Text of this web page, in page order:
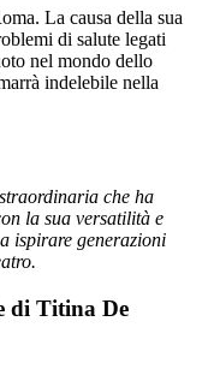
La causa della sua
di salute legati
nel mondo dello
indelebile nella
che ha
la sua versatilità e
ispirare generazioni
di Titina De